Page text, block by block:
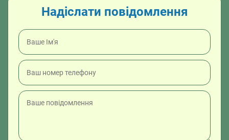
Надіслати повідомлення